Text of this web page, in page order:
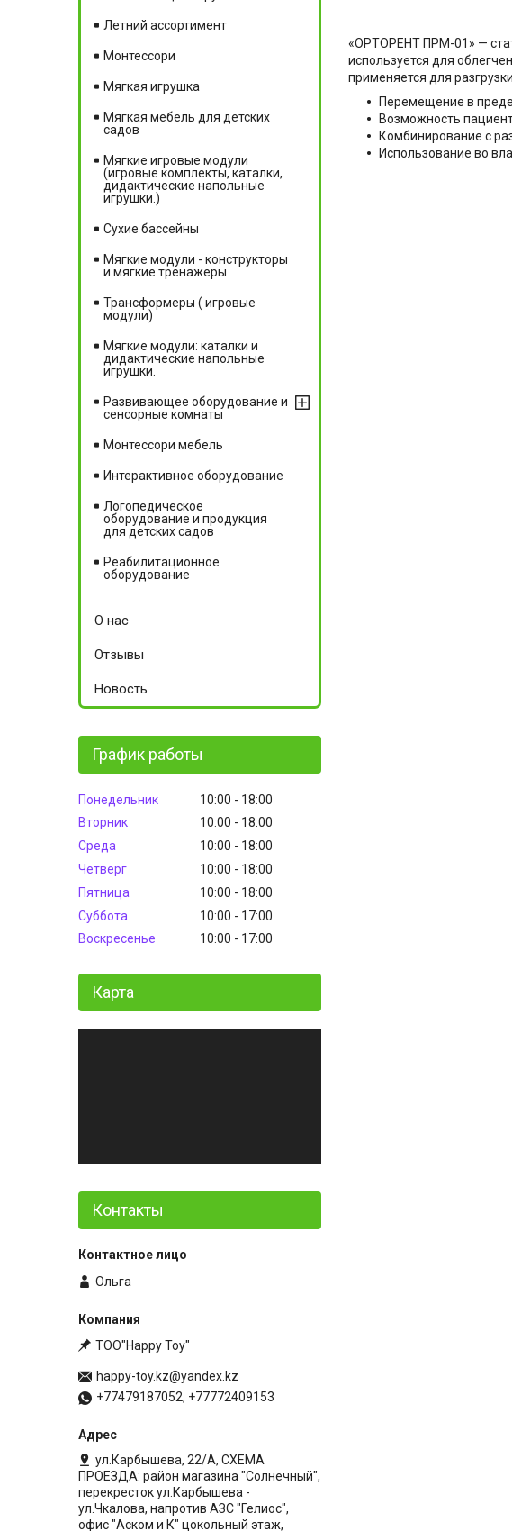
«ОРТОРЕНТ ПРМ-01» —
используется для
применяется для
Перемещение в
Возможность
Комбинирование с
Использование во
Летний ассортимент
Монтессори
Мягкая игрушка
Мягкая мебель для детских
садов
Мягкие игровые модули
(игровые комплекты, каталки,
дидактические напольные
игрушки.)
Сухие бассейны
Мягкие модули - конструкторы
и мягкие тренажеры
Трансформеры ( игровые
модули)
Мягкие модули: каталки и
дидактические напольные
игрушки.
Развивающее оборудование и
сенсорные комнаты
Монтессори мебель
Интерактивное оборудование
Логопедическое
оборудование и продукция
для детских садов
Реабилитационное
оборудование
О нас
Отзывы
Новость
График работы
Понедельник 10:00
18:00
Вторник
10:00
18:00
Среда
10:00
18:00
Четверг
10:00
18:00
Пятница
10:00
18:00
Суббота
10:00
17:00
Воскресенье
10:00 17:00
Карта
Контакты
Ольга
ТОО"Happy Toy"
happy-toy.kz@yandex.kz
+77479187052, +77772409153
ул.Карбышева, 22/А, СХЕМА
ПРОЕЗДА: район магазина "Солнечный",
перекресток ул.Карбышева -
ул.Чкалова, напротив АЗС "Гелиос",
офис "Аском и К" цокольный этаж,